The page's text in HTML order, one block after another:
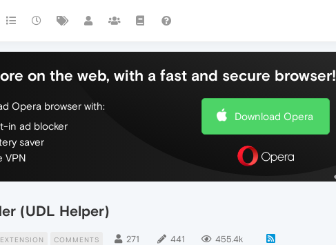
on the web, with a fast and secure browser!
Opera browser with:
in ad blocker
saver
VPN
Download Opera
(UDL Helper)
EXTENSION COMMENTS 271 441 455.4k